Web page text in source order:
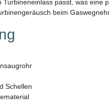
passt, was eine
beim
Schellen